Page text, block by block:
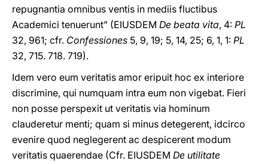
repugnantia omnibus ventis in mediis fluctibus
Academici tenuerunt” (EIUSDEM De beata vita, 4: PL
32, 961; cfr. Confessiones 5, 9, 19; 5, 14, 25; 6, 1, 1: PL
32, 715. 718. 719).
Idem vero eum veritatis amor eripuit hoc ex interiore
discrimine, qui numquam intra eum non vigebat. Fieri
non posse perspexit ut veritatis via hominum
clauderetur menti; quam si minus detegerent, idcirco
evenire quod neglegerent ac despicerent modum
veritatis quaerendae (Cfr. EIUSDEM De utilitate